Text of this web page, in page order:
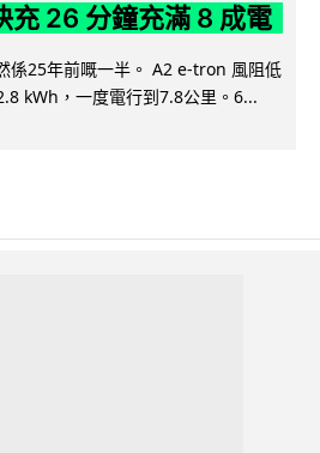
26 分鐘充滿 8 成電
係25年前嘅一半。 A2 e-tron 風阻低
kWh，一度電行到7.8公里。6...